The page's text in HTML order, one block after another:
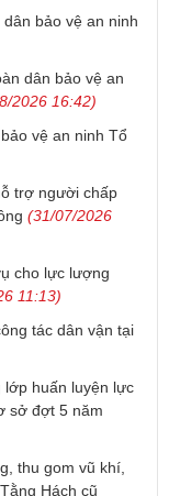
bảo vệ an ninh
dân bảo vệ an
2026 16:42)
vệ an ninh Tổ
trợ người chấp
(31/07/2026
cho lực lượng
11:13)
tác dân vận tại
lớp huấn luyện lực
sở đợt 5 năm
thu gom vũ khí,
Hách cũ